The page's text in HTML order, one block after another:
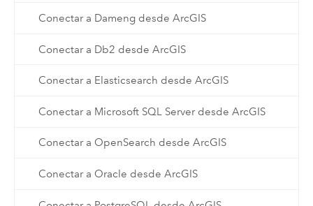
Conectar a Dameng desde ArcGIS
Conectar a Db2 desde ArcGIS
Conectar a Elasticsearch desde ArcGIS
Conectar a Microsoft SQL Server desde ArcGIS
Conectar a OpenSearch desde ArcGIS
Conectar a Oracle desde ArcGIS